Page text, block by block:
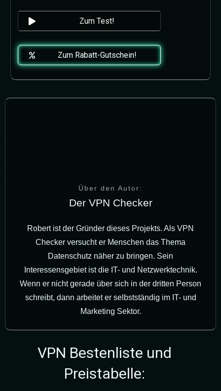
Zum Test!
Zum Rabatt-Gutschein!
Über den Autor:
Der VPN Checker
Robert ist der Gründer dieses Projekts. Als VPN
Checker versucht er Menschen das Thema
Datenschutz näher zu bringen. Sein
Interessensgebiet ist die IT- und Netzwerktechnik.
Wenn er nicht gerade über sich in der dritten Person
schreibt, dann arbeitet er selbstständig im IT- und
Marketing Sektor.
VPN Bestenliste und
Preistabelle: